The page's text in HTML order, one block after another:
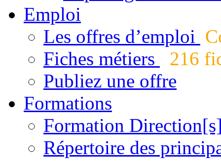
Emploi
Les offres d’emploi
Fiches métiers
216
Publiez une offre
Formations
Formation
Répertoire des